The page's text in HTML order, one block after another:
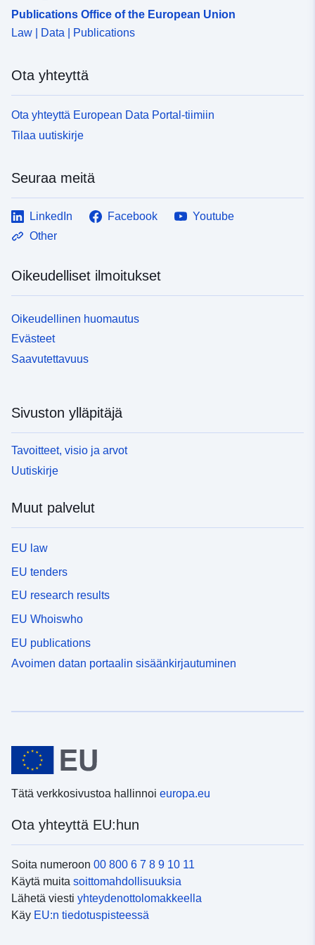
Publications Office of the European Union
Law | Data | Publications
Ota yhteyttä
Ota yhteyttä European Data Portal-tiimiin
Tilaa uutiskirje
Seuraa meitä
LinkedIn Facebook
Youtube
Other
Oikeudelliset ilmoitukset
Oikeudellinen huomautus
Evästeet
Saavutettavuus
Sivuston ylläpitäjä
Tavoitteet, visio ja arvot
Uutiskirje
Muut palvelut
EU law
EU tenders
EU research results
EU Whoiswho
EU publications
Avoimen datan portaalin sisäänkirjautuminen
Tätä verkkosivustoa hallinnoi europa.eu
Ota yhteyttä EU:hun
Soita numeroon 00 800 6 7 8 9 10 11
Käytä muita soittomahdollisuuksia
Lähetä viesti yhteydenottolomakkeella
Käy EU:n tiedotuspisteessä